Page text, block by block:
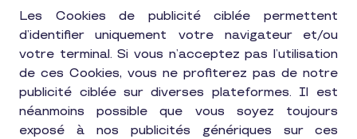
Les Cookies de publicité ciblée permettent
d’identifier uniquement votre navigateur et/ou
votre terminal. Si vous n’acceptez pas l’utilisation
de ces Cookies, vous ne profiterez pas de notre
publicité ciblée sur diverses plateformes. Il est
néanmoins possible que vous soyez toujours
exposé à nos publicités génériques sur ces